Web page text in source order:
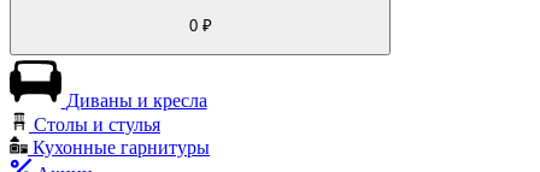
0₽
Диваны и кресла
Столы и стулья
Кухонные гарнитуры